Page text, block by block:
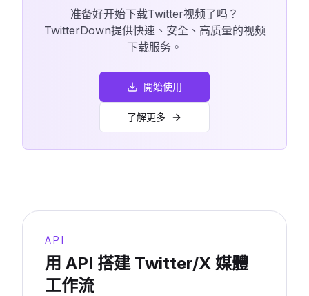
准备好开始下载Twitter视频了吗？
TwitterDown提供快速、安全、高质量的视频
下载服务。
開始使用
了解更多
API
用 API 搭建 Twitter/X 媒體
工作流